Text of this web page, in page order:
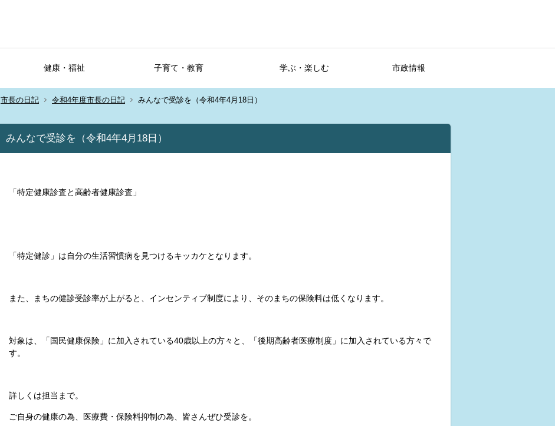
健康・福祉 子育て・教育 学ぶ・楽しむ 市政情報
市長の日記 令和4年度市長の日記 みんなで受診を（令和4年4月18日）
みんなで受診を（令和4年4月18日）
「特定健康診査と高齢者健康診査」
「特定健診」は自分の生活習慣病を見つけるキッカケとなります。
また、まちの健診受診率が上がると、インセンティブ制度により、そのまちの保険料は低くなります。
対象は、「国民健康保険」に加入されている40歳以上の方々と、「後期高齢者医療制度」に加入されている方々で
す。
詳しくは担当まで。
ご自身の健康の為、医療費・保険料抑制の為、皆さんぜひ受診を。